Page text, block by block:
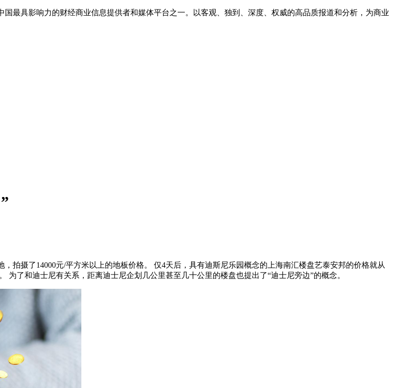
最具影响力的财经商业信息提供者和媒体平台之一。以客观、独到、深度、权威的高品质报道和分析，为商业
拍摄了14000元/平方米以上的地板价格。 仅4天后，具有迪斯尼乐园概念的上海南汇楼盘艺泰安邦的价格就从
为了和迪士尼有关系，距离迪士尼企划几公里甚至几十公里的楼盘也提出了“迪士尼旁边”的概念。